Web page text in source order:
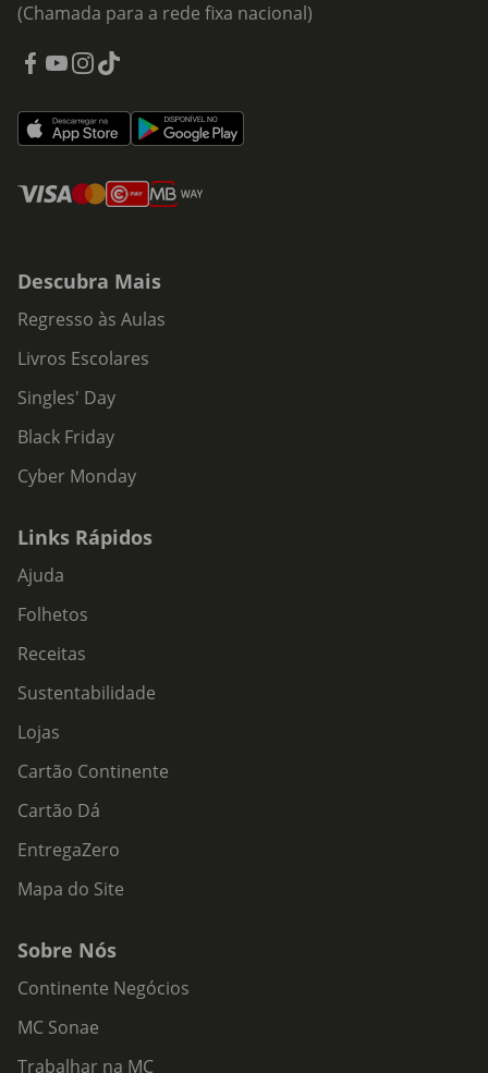
(Chamada para a rede fixa nacional)
Descubra Mais
Regresso às Aulas
Livros Escolares
Singles' Day
Black Friday
Cyber Monday
Links Rápidos
Ajuda
Folhetos
Receitas
Sustentabilidade
Lojas
Cartão Continente
Cartão Dá
EntregaZero
Mapa do Site
Sobre Nós
Continente Negócios
MC Sonae
Trabalhar na MC